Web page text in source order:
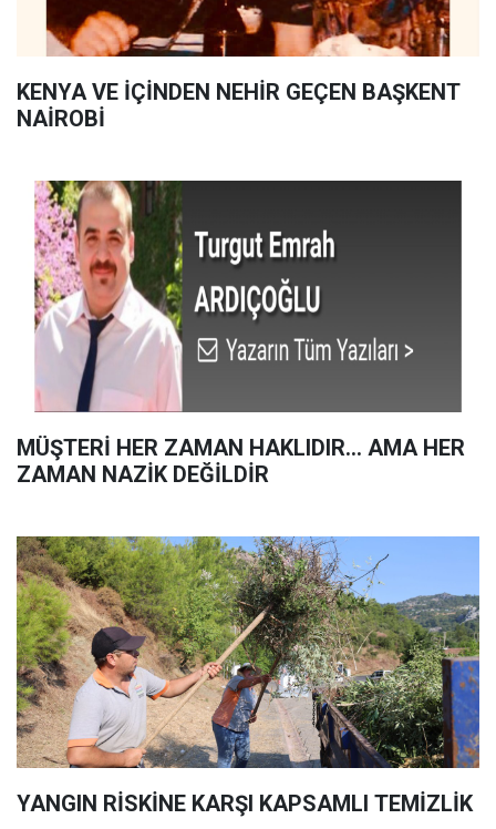
KENYA VE İÇİNDEN NEHİR GEÇEN BAŞKENT
NAİROBİ
MÜŞTERİ HER ZAMAN HAKLIDIR… AMA HER
ZAMAN NAZİK DEĞİLDİR
YANGIN RİSKİNE KARŞI KAPSAMLI TEMİZLİK